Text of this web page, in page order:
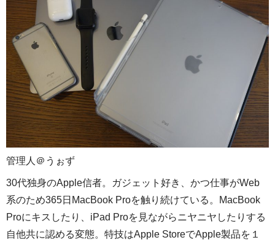
管理人＠うぉず
30代独身のApple信者。ガジェット好き、かつ仕事がWeb
系のため365日MacBook Proを触り続けている。MacBook
Proにキスしたり、iPad Proを見ながらニヤニヤしたりする
自他共に認める変態。特技はApple StoreでApple製品を１